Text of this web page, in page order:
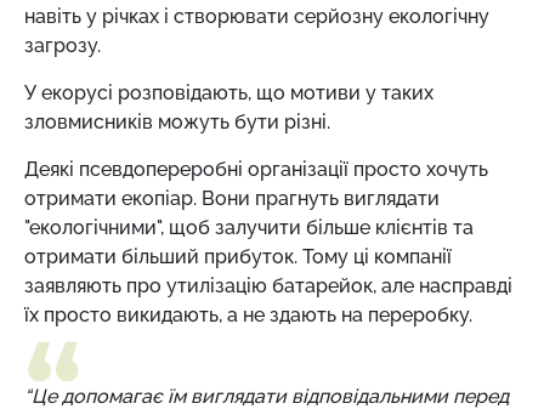
навіть у річках і створювати серйозну екологічну
загрозу.
У екорусі розповідають, що мотиви у таких
зловмисників можуть бути різні.
Деякі псевдопереробні організації просто хочуть
отримати екопіар. Вони прагнуть виглядати
"екологічними", щоб залучити більше клієнтів та
отримати більший прибуток. Тому ці компанії
заявляють про утилізацію батарейок, але насправді
їх просто викидають, а не здають на переробку.
“Це допомагає їм виглядати відповідальними перед